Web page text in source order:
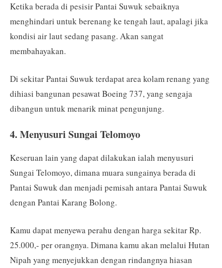
Ketika berada di pesisir Pantai Suwuk sebaiknya
menghindari untuk berenang ke tengah laut, apalagi jika
kondisi air laut sedang pasang. Akan sangat
membahayakan.
Di sekitar Pantai Suwuk terdapat area kolam renang yang
dihiasi bangunan pesawat Boeing 737, yang sengaja
dibangun untuk menarik minat pengunjung.
4. Menyusuri Sungai Telomoyo
Keseruan lain yang dapat dilakukan ialah menyusuri
Sungai Telomoyo, dimana muara sungainya berada di
Pantai Suwuk dan menjadi pemisah antara Pantai Suwuk
dengan Pantai Karang Bolong.
Kamu dapat menyewa perahu dengan harga sekitar Rp.
25.000,- per orangnya. Dimana kamu akan melalui Hutan
Nipah yang menyejukkan dengan rindangnya hiasan